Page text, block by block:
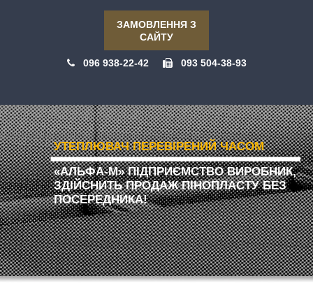
ЗАМОВЛЕННЯ З
САЙТУ
096 938-22-42 093 504-38-93
УТЕПЛЮВАЧ ПЕРЕВІРЕНИЙ ЧАСОМ
«АЛЬФА-М» ПІДПРИЄМСТВО ВИРОБНИК,
ЗДІЙСНИТЬ ПРОДАЖ ПІНОПЛАСТУ БЕЗ
ПОСЕРЕДНИКА!